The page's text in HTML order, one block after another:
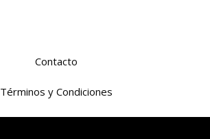
Contacto
Términos y Condiciones